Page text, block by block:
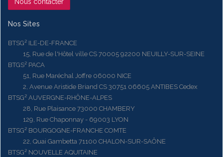
Nous contacter
Nos Sites
BTSG² ILE-DE-FRANCE
15, Rue de l'Hôtel ville CS 70005 92200 NEUILLY-SUR-SEINE
BTGS² PACA
51, Rue Maréchal Joffre 06000 NICE
2, Avenue Aristide Briand CS 30751 06605 ANTIBES Cedex
BTSG² AUVERGNE-RHÔNE-ALPES
28, Rue Plaisance 73000 CHAMBERY
129, Rue Chaponnay - 69003 LYON
BTSG² BOURGOGNE-FRANCHE COMTE
22, Quai Gambetta 71100 CHALON-SUR-SAÔNE
BTSG² NOUVELLE AQUITAINE